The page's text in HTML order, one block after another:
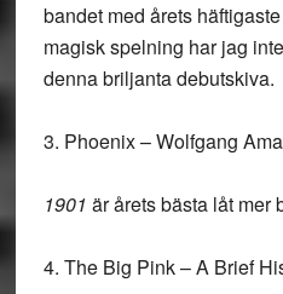
bandet med årets
magisk spelning har jag
denna briljanta debutskiva.
3. Phoenix – Wolfgang
1901 är årets bästa låt mer
4. The Big Pink – A Brief